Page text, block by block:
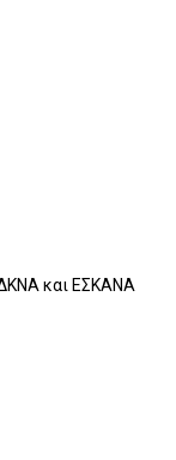
και ΕΣΚΑΝΑ